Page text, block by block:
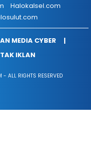
Halokalsel.com
MEDIA CYBER
IKLAN
- ALL RIGHTS RESERVED